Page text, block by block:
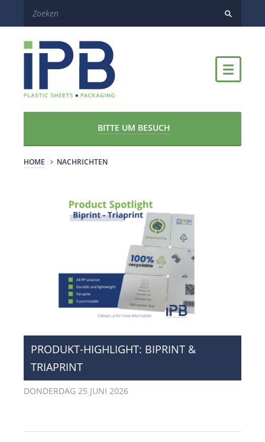
BITTE UM BESUCH
HOME NACHRICHTEN
PRODUKT-HIGHLIGHT: BIPRINT &
TRIAPRINT
DONDERDAG 25 JUNI 2026